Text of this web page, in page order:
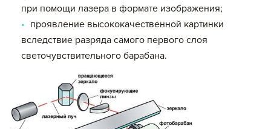
при помощи лазера в формате изображения;
проявление высококачественной картинки
вследствие разряда самого первого слоя
светочувствительного барабана.